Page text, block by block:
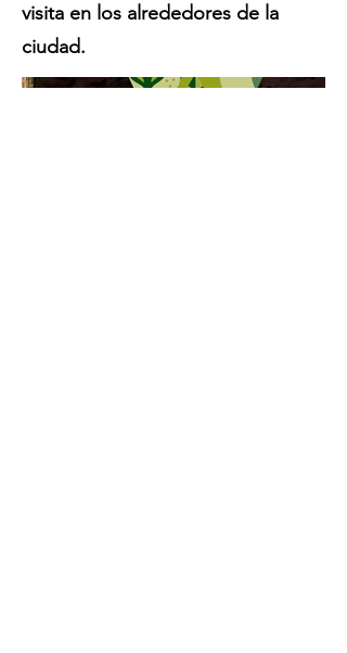
visita en los alrededores de la
ciudad.